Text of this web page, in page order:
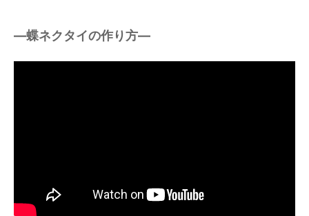
―蝶ネクタイの作り方―